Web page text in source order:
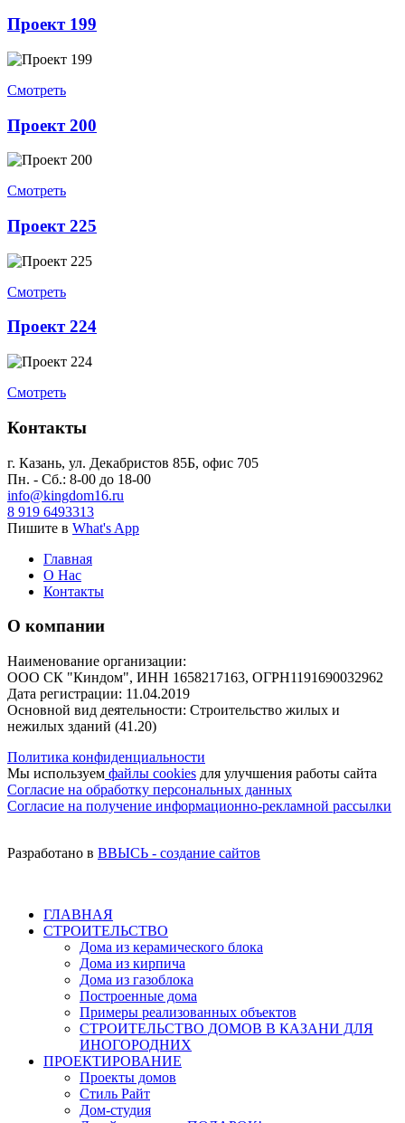
Проект 199
Смотреть
Проект 200
Смотреть
Проект 225
Смотреть
Проект 224
Смотреть
Контакты
г. Казань, ул. Декабристов 85Б, офис 705
Пн. - Сб.: 8-00 до 18-00
info@kingdom16.ru
8 919 6493313
Пишите в What's App
Главная
О Нас
Контакты
О компании
Наименование организации:
ООО СК "Киндом", ИНН 1658217163, ОГРН1191690032962
Дата регистрации: 11.04.2019
Основной вид деятельности: Строительство жилых и
нежилых зданий (41.20)
Политика конфиденциальности
Мы используем файлы cookies для улучшения работы сайта
Согласие на обработку персональных данных
Согласие на получение информационно-рекламной рассылки
Разработано в ВВЫСЬ - создание сайтов
ГЛАВНАЯ
СТРОИТЕЛЬСТВО
Дома из керамического блока
Дома из кирпича
Дома из газоблока
Построенные дома
Примеры реализованных объектов
СТРОИТЕЛЬСТВО ДОМОВ В КАЗАНИ ДЛЯ
ИНОГОРОДНИХ
ПРОЕКТИРОВАНИЕ
Проекты домов
Стиль Райт
Дом-студия